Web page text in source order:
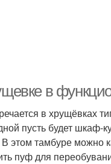
в
в хрущёвках
пусть будет шкаф-
тамбуре можно
пуф для